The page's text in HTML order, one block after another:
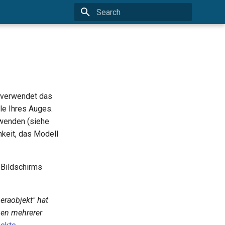
das
Ihres Auges.
(siehe
das Modell
hat
mehrerer